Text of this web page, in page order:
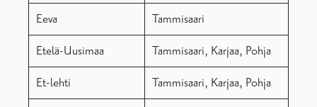
Eeva Tammisaari
Etelä-Uusimaa Tammisaari, Karjaa, Pohja
Et-lehti Tammisaari, Karjaa, Pohja